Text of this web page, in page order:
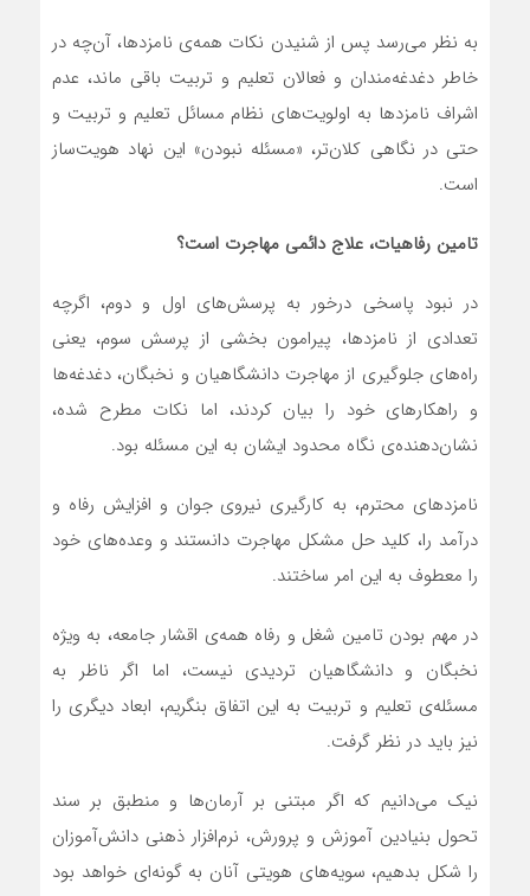
به نظر می‌رسد پس از شنیدن نکات همه‌ی نامزدها، آن‌چه در
خاطر دغدغه‌مندان و فعالان تعلیم و تربیت باقی ماند، عدم
اشراف نامزدها به اولویت‌های نظام مسائل تعلیم و تربیت و
حتی در نگاهی کلان‌تر، «مسئله نبودن» این نهاد هویت‌ساز
است.
تامین رفاهیات، علاج دائمی مهاجرت است؟
در نبود پاسخی درخور به پرسش‌های اول و دوم، اگرچه
تعدادی از نامزدها، پیرامون بخشی از پرسش سوم، یعنی
راه‌های جلوگیری از مهاجرت دانشگاهیان و نخبگان، دغدغه‌ها
و راهکارهای خود را بیان کردند، اما نکات مطرح شده،
نشان‌دهنده‌ی نگاه محدود ایشان به این مسئله بود.
نامزدهای محترم، به کارگیری نیروی جوان و افزایش رفاه و
درآمد را، کلید حل مشکل مهاجرت دانستند و وعده‌های خود
را معطوف به این امر ساختند.
در مهم بودن تامین شغل و رفاه همه‌ی اقشار جامعه، به ویژه
نخبگان و دانشگاهیان تردیدی نیست، اما اگر ناظر به
مسئله‌ی تعلیم و تربیت به این اتفاق بنگریم، ابعاد دیگری را
نیز باید در نظر گرفت.
نیک می‌دانیم که اگر مبتنی بر آرمان‌ها و منطبق بر سند
تحول بنیادین آموزش و پرورش، نرم‌افزار ذهنی دانش‌آموزان
را شکل بدهیم، سویه‌های هویتی آنان به گونه‌ای خواهد بود